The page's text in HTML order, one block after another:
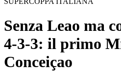
Senza Leao ma
4-3-3: il primo
Conceiçao